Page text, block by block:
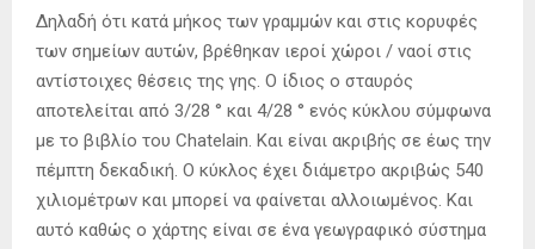
Δηλαδή ότι κατά μήκος των γραμμών και στις κορυφές
των σημείων αυτών, βρέθηκαν ιεροί χώροι / ναοί στις
αντίστοιχες θέσεις της γης. Ο ίδιος ο σταυρός
αποτελείται από 3/28 ° και 4/28 ° ενός κύκλου σύμφωνα
με το βιβλίο του Chatelain. Και είναι ακριβής σε έως την
πέμπτη δεκαδική. Ο κύκλος έχει διάμετρο ακριβώς 540
χιλιομέτρων και μπορεί να φαίνεται αλλοιωμένος. Και
αυτό καθώς ο χάρτης είναι σε ένα γεωγραφικό σύστημα